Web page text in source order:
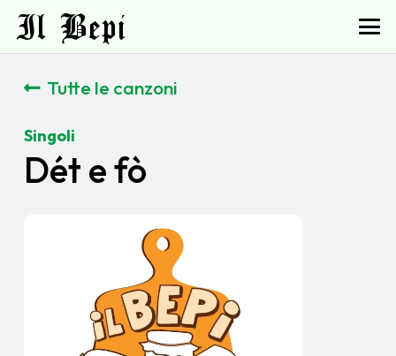
Il Bepi
Tutte le canzoni
Singoli
Dét e fò